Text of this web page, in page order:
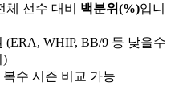
체 선수 대비 백분위(%)입니
(ERA, WHIP, BB/9 등 낮을수
)
수 시즌 비교 가능